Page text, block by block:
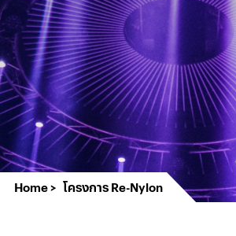
Home โครงการ Re-Nylon